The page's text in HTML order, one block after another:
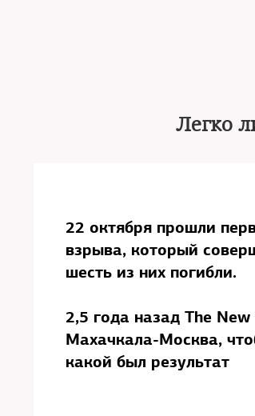
Легко
22 октября прошли
взрыва, который
шесть из них погибли.
2,5 года назад The
Махачкала-Москва,
какой был результат